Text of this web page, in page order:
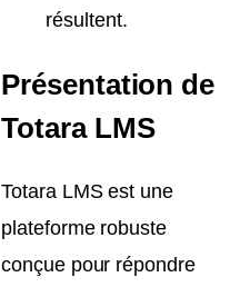
résultent.
Présentation de
Totara LMS
Totara LMS est une
plateforme robuste
conçue pour répondre